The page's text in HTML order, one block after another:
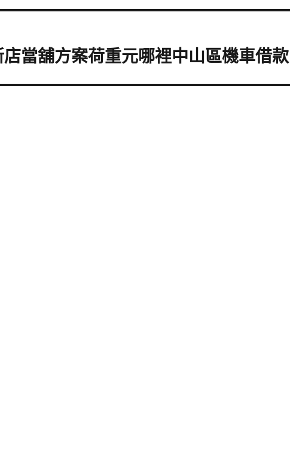
當舖方案荷重元哪裡中山區機車借款